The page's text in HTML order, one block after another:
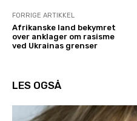
FORRIGE ARTIKKEL
Afrikanske land bekymret
over anklager om rasisme
ved Ukrainas grenser
LES OGSÅ